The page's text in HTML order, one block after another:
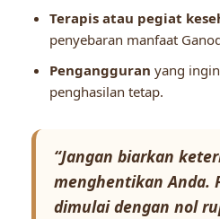
Terapis atau pegiat
penyebaran manfaat
Pengangguran yang
penghasilan tetap.
“Jangan biarkan
menghentikan Anda.
dimulai dengan nol